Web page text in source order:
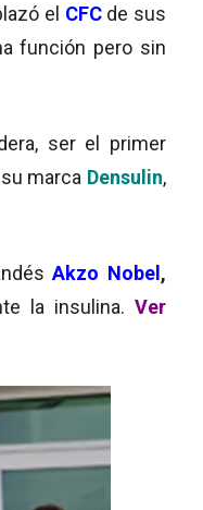
el CFCde sus
función pero sin
ser el primer
marca Densulin,
Akzo Nobel,
la insulina. Ver